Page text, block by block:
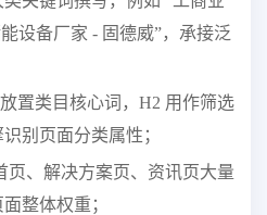
设备厂家 - 固德威”，承接泛
置类目核心词，H2 用作筛选
别页面分类属性；
页、解决方案页、资讯页大量
整体权重；